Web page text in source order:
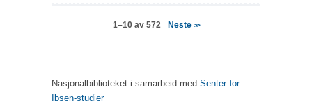
1–10 av 572 Neste >>
Nasjonalbiblioteket i samarbeid med Senter for
Ibsen-studier